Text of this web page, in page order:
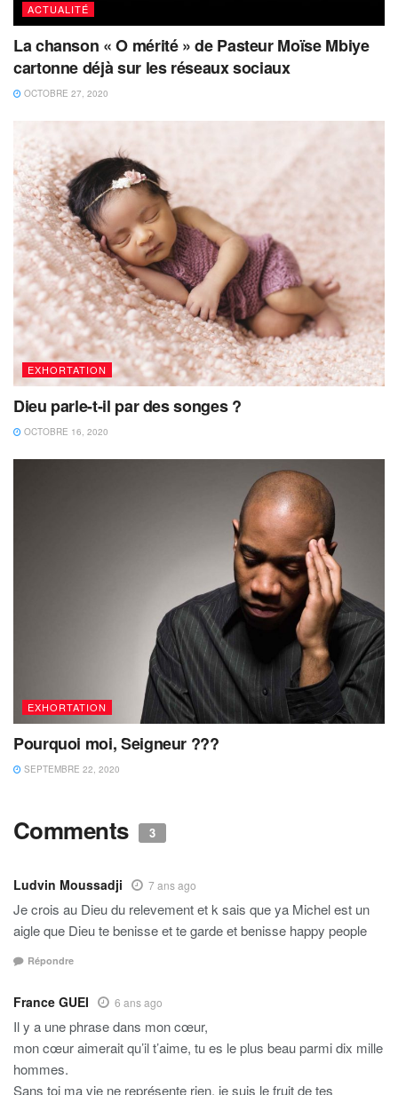
ACTUALITÉ
La chanson « O mérité » de Pasteur Moïse Mbiye
cartonne déjà sur les réseaux sociaux
OCTOBRE 27, 2020
EXHORTATION
Dieu parle-t-il par des songes ?
OCTOBRE 16, 2020
EXHORTATION
Pourquoi moi, Seigneur ???
SEPTEMBRE 22, 2020
Comments 3
Ludvin Moussadji 7 ans ago
Je crois au Dieu du relevement et k sais que ya Michel est un
aigle que Dieu te benisse et te garde et benisse happy people
Répondre
France GUEI 6 ans ago
Il y a une phrase dans mon cœur,
mon cœur aimerait qu’il t’aime, tu es le plus beau parmi dix mille
hommes.
Sans toi ma vie ne représente rien, je suis le fruit de tes